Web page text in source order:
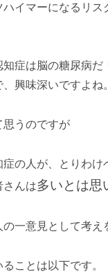
イマーになるリス
症は脳の糖尿病だ
興味深いですよね。
思うのですが
の人が、とりわけ
さんは多いとは思
一意見として考え
ことは以下です。